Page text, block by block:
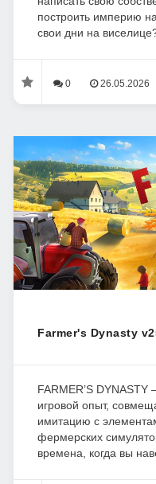
построить империю
свои дни на
0 26.05.2026
Farmer's Dynasty
FARMER’S
игровой опыт,
имитацию с
фермерских
времена, когда вы